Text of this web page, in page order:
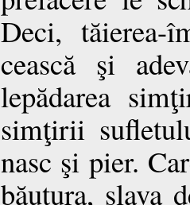
Deci, tăierea-
cească şi
lepădarea
simţirii
nasc şi pier.
băutura, slava